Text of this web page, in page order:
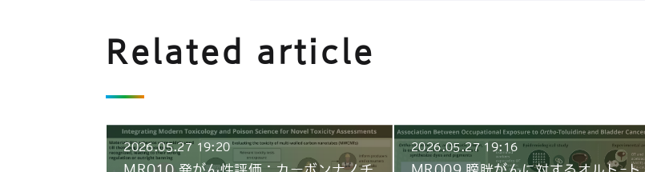
Related article
2026.05.27 19:20 2026.05.27 19:16